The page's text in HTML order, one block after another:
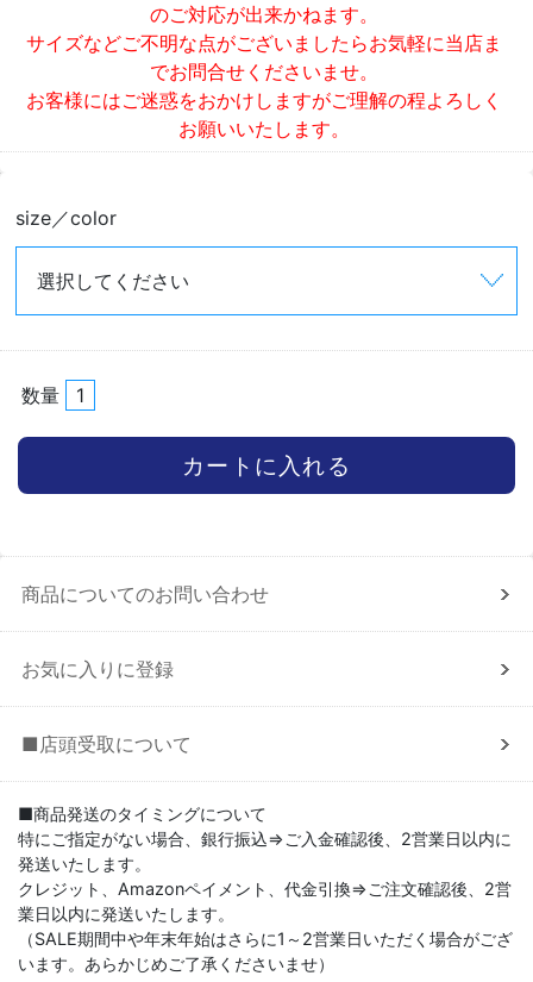
のご対応が出来かねます。
サイズなどご不明な点がございましたらお気軽に当店ま
でお問合せくださいませ。
お客様にはご迷惑をおかけしますがご理解の程よろしく
お願いいたします。
size／color
数量
商品についてのお問い合わせ
お気に入りに登録
■店頭受取について
■商品発送のタイミングについて
特にご指定がない場合、銀行振込⇒ご入金確認後、2営業日以内に
発送いたします。
クレジット、Amazonペイメント、代金引換⇒ご注文確認後、2営
業日以内に発送いたします。
（SALE期間中や年末年始はさらに1～2営業日いただく場合がござ
います。あらかじめご了承くださいませ）